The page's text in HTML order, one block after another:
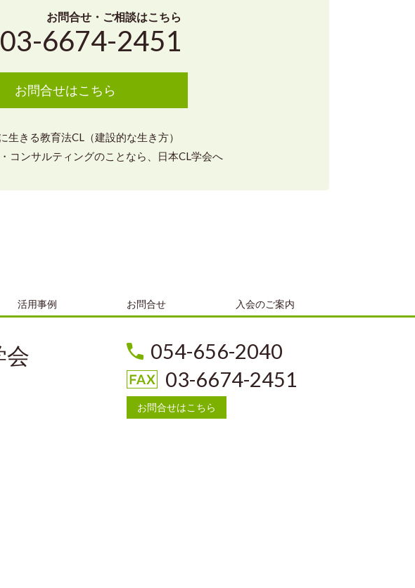
お問合せ・ご相談はこちら
03-6674-2451
お問合せはこちら
きる教育法CL（建設的な生き方）
コンサルティングのことなら、日本CL学会へ
活用事例 お問合せ 入会のご案内
会
054-656-2040
03-6674-2451
お問合せはこちら